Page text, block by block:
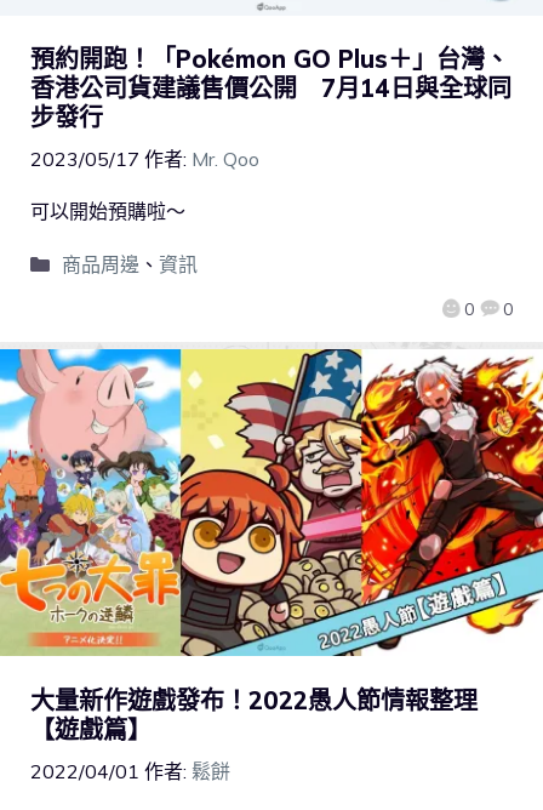
預約開跑！「Pokémon GO Plus＋」台灣、
香港公司貨建議售價公開 7月14日與全球同
步發行
2023/05/17 作者: Mr. Qoo
0 0
可以開始預購啦～
商品周邊 、 資訊
大量新作遊戲發布！2022愚人節情報整理
【遊戲篇】
2022/04/01 作者: 鬆餅